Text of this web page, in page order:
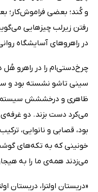
و کُند؛ بعضی فراموش‌کار؛
رفتن زیر‌لب چیزهایی
در راهروهای آسایشگاه
چرخ‌دستی‌ام را در راهرو
سینی تاشو نشسته بود و
ظاهری و درخششش سیستم
می‌کرد دست بزند. دو
بود، قصابی و نانوایی،
خونینی که به تکه‌های
می‌زدند همه‌ی ما را به
«دریستان اولترا، دریستان